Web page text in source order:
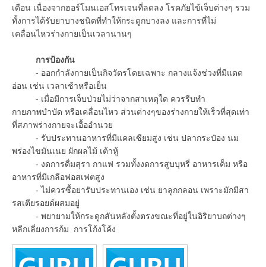
เดือน เนื่องจากฮอร์โมนเอสโทรเจนที่ลดลง โรคภัยไข้เจ็บต่างๆ รวม
ทั้งการได้รับยาบางชนิดที่ทำให้กระดูกบางลง และการที่ไม่
เคลื่อนไหวร่างกายเป็นเวลานานๆ
การป้องกัน
- ออกกำลังกายเป็นกิจวัตรโดยเฉพาะ กลางแจ้งช่วงที่มีแดด
อ่อน เช่น เวลาเช้าหรือเย็น
- เมื่อมีการเจ็บป่วยไม่ว่าจากสาเหตุใด ควรรีบทำ
กายภาพบำบัด หรือเคลื่อนไหว ส่วนต่างๆของร่างกายให้เร็วที่สุดเท่า
ที่สภาพร่างกายจะเอื้ออำนวย
- รับประทานอาหารที่มีแคลเซียมสูง เช่น ปลากระป๋อง นม
พร่องไขมันเนย ผักผลไม้ เต้าหู้
- งดการดื่มสุรา กาแฟ รวมทั้งงดการสูบบุหรี่ อาหารเค็ม หรือ
อาหารที่มีเกลือฟอสเฟตสูง
- ไม่ควรซื้อยารับประทานเอง เช่น ยาลูกกลอน เพราะมักมีสา
รสเตียรอยด์ผสมอยู่
- พยายามให้กระดูกสันหลังตั้งตรงขณะที่อยู่ในอิริยาบถต่างๆ
หลีกเลี่ยงการก้ม การโก้งโค้ง